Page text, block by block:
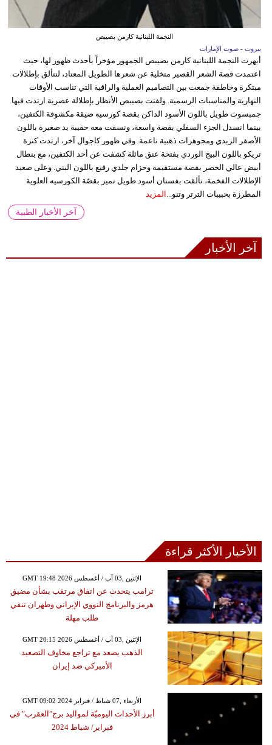
النجمة اللبنانية كارمن بصيبص
بيروت - صوت الإمارات
أبهرت النجمة اللبنانية كارمن بصيبص الجمهور مؤخراً بأحدث ظهور لها، حيث
اعتمدت قصة الشعر القصير متخلية عن شعرها الطويل المعتاد، لتتألق بإطلالات
مبتكرة وخاطفة جمعت بين التصاميم العملية والراقية التي تناسب الأوقات
النهارية والمناسبات الرسمية. ولفتت بصيبص الأنظار بإطلالة عصرية ارتدت فيها
جمبسوت طويل باللون الأسود الداكن بقصة كورسيه ضيقة مكشوفة الكتفين،
بينما انسدل الجزء السفلي بقصة واسعة، ونسقت معه حقيبة يد صغيرة باللون
الأصفر الزبدي ومجوهرات ذهبية ناعمة. وفي ظهور كاجوال آخر، ارتدت كنزة
تريكو باللون البيج الوردي بفتحة عنق مائلة كشفت عن أحد الكتفين، مع بنطال
أبيض عالي الخصر بقصة مستقيمة وحزام جلدي رفيع باللون البني. وعلى صعيد
الإطلالات الفخمة، تألقت بفستان أسود طويل تميز بقصّة الكورسيه العلوية
المطرزة بحبيبات الترتر وتنو... المزيد
آخر الأخبار الطبية
آخر الأخبار
الأخبار الأكثر قراءة
GMT 19:48 2026 الإثنين ,03 آب / أغسطس
ترامب يتحدث عن اتفاق مرتقب بشأن مضيق
هرمز والبرنامج النووي الإيراني وطهران تنفي
طلب مهلة
GMT 20:15 2026 الإثنين ,03 آب / أغسطس
الذهب يصعد مع تراجع مخاوف التصعيد
الأميركي ضد إيران
GMT 09:02 2024 الأربعاء ,07 شباط / فبراير
أبرز الأحداث اليوميّة لمواليد برج"العقرب" في
فبراير/ شباط 2024